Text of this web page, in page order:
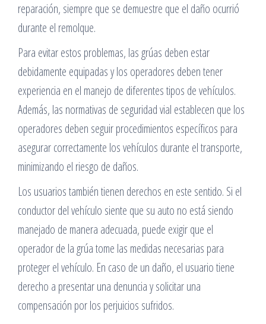
reparación, siempre que se demuestre que el daño ocurrió
durante el remolque.
Para evitar estos problemas, las grúas deben estar
debidamente equipadas y los operadores deben tener
experiencia en el manejo de diferentes tipos de vehículos.
Además, las normativas de seguridad vial establecen que los
operadores deben seguir procedimientos específicos para
asegurar correctamente los vehículos durante el transporte,
minimizando el riesgo de daños.
Los usuarios también tienen derechos en este sentido. Si el
conductor del vehículo siente que su auto no está siendo
manejado de manera adecuada, puede exigir que el
operador de la grúa tome las medidas necesarias para
proteger el vehículo. En caso de un daño, el usuario tiene
derecho a presentar una denuncia y solicitar una
compensación por los perjuicios sufridos.